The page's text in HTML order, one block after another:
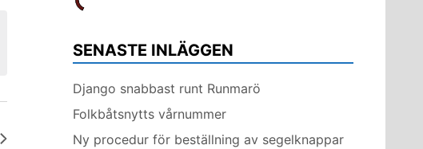
SENASTE INLÄGGEN
Django snabbast runt Runmarö
Folkbåtsnytts vårnummer
Ny procedur för beställning av segelknappar